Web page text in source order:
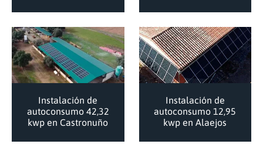
Instalación de
autoconsumo 42,32
kwp en Castronuño
Instalación de
autoconsumo 12,95
kwp en Alaejos